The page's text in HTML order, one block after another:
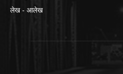
लेख - आलेख